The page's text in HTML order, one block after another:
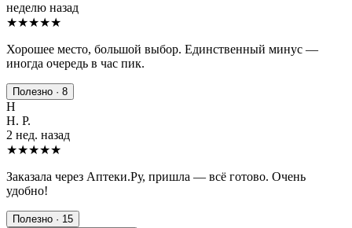
неделю назад
★★★★★
Хорошее место, большой выбор. Единственный минус —
иногда очередь в час пик.
Полезно · 8
Н
Н. Р.
2 нед. назад
★★★★★
Заказала через Аптеки.Ру, пришла — всё готово. Очень
удобно!
Полезно · 15